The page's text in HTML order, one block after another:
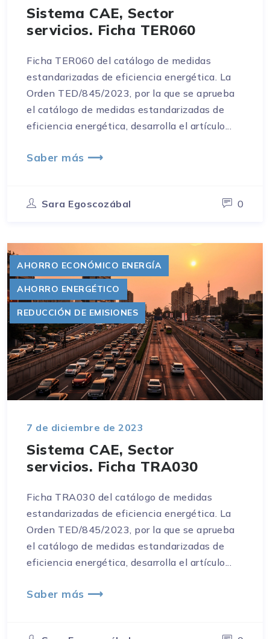
Sistema CAE, Sector
servicios. Ficha TER060
Ficha TER060 del catálogo de medidas
estandarizadas de eficiencia energética. La
Orden TED/845/2023, por la que se aprueba
el catálogo de medidas estandarizadas de
eficiencia energética, desarrolla el artículo...
Saber más ⟶
Sara Egoscozábal 0
AHORRO ECONÓMICO ENERGÍA
AHORRO ENERGÉTICO
REDUCCIÓN DE EMISIONES
7 de diciembre de 2023
Sistema CAE, Sector
servicios. Ficha TRA030
Ficha TRA030 del catálogo de medidas
estandarizadas de eficiencia energética. La
Orden TED/845/2023, por la que se aprueba
el catálogo de medidas estandarizadas de
eficiencia energética, desarrolla el artículo...
Saber más ⟶